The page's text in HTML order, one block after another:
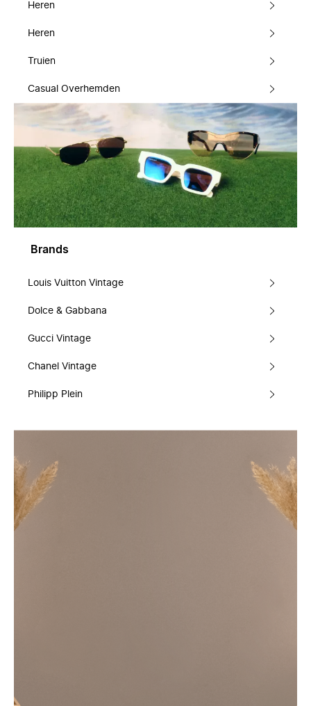
Heren
Heren
Truien
Casual Overhemden
Brands
Louis Vuitton Vintage
Dolce & Gabbana
Gucci Vintage
Chanel Vintage
Philipp Plein